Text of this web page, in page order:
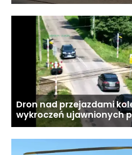
Dron nad przejazdami
wykroczeń ujawnionych
„Bezpieczny przejazd